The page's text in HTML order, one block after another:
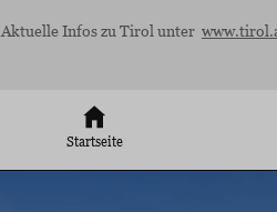
Aktuelle Infos zu Tirol unter
Startseite